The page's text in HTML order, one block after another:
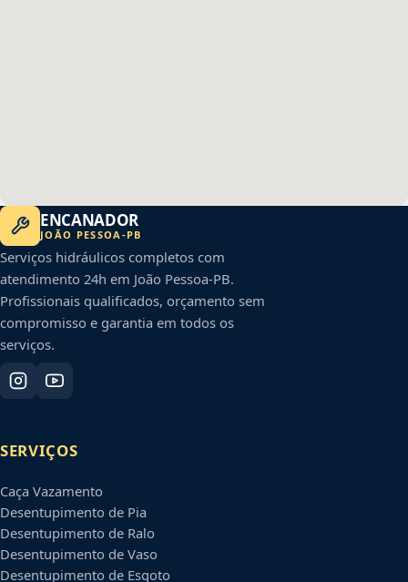
ENCANADOR
JOÃO PESSOA -PB
Serviços hidráulicos completos com
atendimento 24h em João Pessoa-PB.
Profissionais qualificados, orçamento sem
compromisso e garantia em todos os
serviços.
SERVIÇOS
Caça Vazamento
Desentupimento de Pia
Desentupimento de Ralo
Desentupimento de Vaso
Desentupimento de Esgoto